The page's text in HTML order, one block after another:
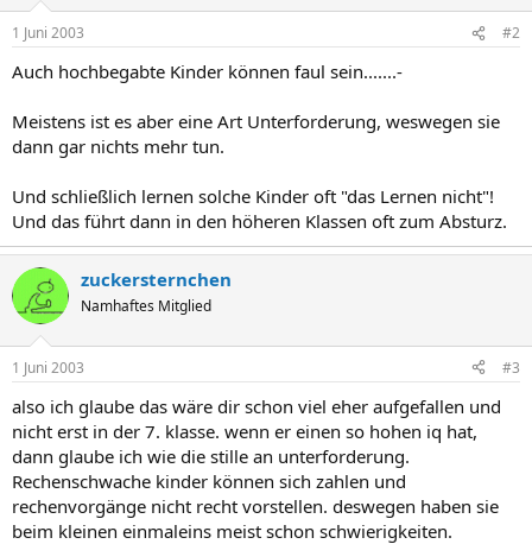
1 Juni 2003 #2
Auch hochbegabte Kinder können faul sein.......-
Meistens ist es aber eine Art Unterforderung, weswegen sie
dann gar nichts mehr tun.
Und schließlich lernen solche Kinder oft "das Lernen nicht"!
Und das führt dann in den höheren Klassen oft zum Absturz.
zuckersternchen
Namhaftes Mitglied
1 Juni 2003 #3
also ich glaube das wäre dir schon viel eher aufgefallen und
nicht erst in der 7. klasse. wenn er einen so hohen iq hat,
dann glaube ich wie die stille an unterforderung.
Rechenschwache kinder können sich zahlen und
rechenvorgänge nicht recht vorstellen. deswegen haben sie
beim kleinen einmaleins meist schon schwierigkeiten.